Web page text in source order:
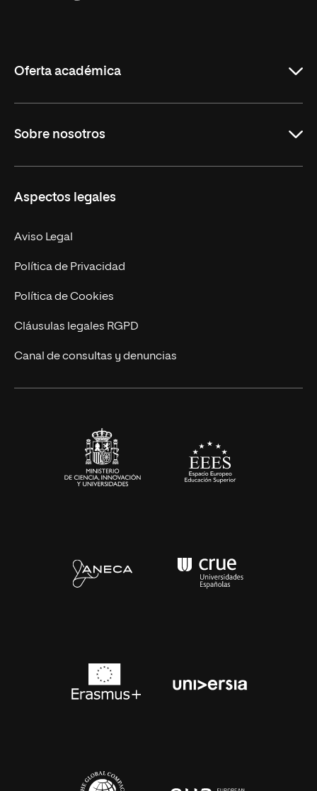
Oferta académica
Derecho
Empresa
MBA
Marketing y Comunicación
Ingeniería
Diseño
Ciencias de la Salud
Sobre nosotros
Nuestro Equipo
Contacto
Aspectos legales
Aviso Legal
Política de Privacidad
Política de Cookies
Cláusulas legales RGPD
Canal de consultas y denuncias